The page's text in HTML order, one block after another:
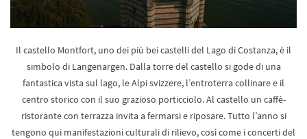
Il castello Montfort, uno dei più bei castelli del Lago di Costanza, è il
simbolo di Langenargen. Dalla torre del castello si gode di una
fantastica vista sul lago, le Alpi svizzere, l’entroterra collinare e il
centro storico con il suo grazioso porticciolo. Al castello un caffè-
ristorante con terrazza invita a fermarsi e riposare. Tutto l’anno si
tengono qui manifestazioni culturali di rilievo, così come i concerti del